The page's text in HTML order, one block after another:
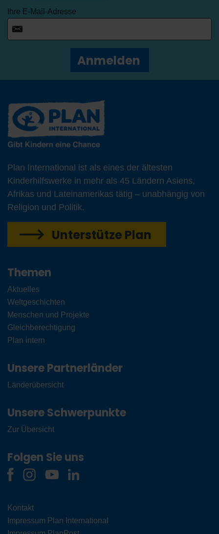
Ihre E-Mail-Adresse
Anmelden
Plan International ist als eines der ältesten
Kinderhilfswerke in mehr als 45 Ländern Asiens,
Afrikas und Lateinamerikas tätig – unabhängig von
Religion und Politik.
Unterstütze Plan
Themen
Aktuelles
Weltgeschichten
Menschen und Projekte
Gleichberechtigung
Plan intern
Unsere Partnerländer
Länderübersicht
Unsere Schwerpunkte
Zur Übersicht
Folgen Sie uns
Kontakt
Impressum Plan International